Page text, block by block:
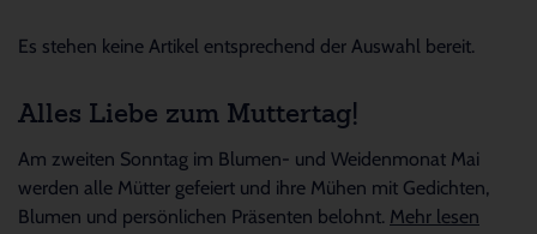
Es stehen keine Artikel entsprechend der Auswahl bereit.
Alles Liebe zum Muttertag!
Am zweiten Sonntag im Blumen- und Weidenmonat Mai
werden alle Mütter gefeiert und ihre Mühen mit Gedichten,
Blumen und persönlichen Präsenten belohnt. Mehr lesen